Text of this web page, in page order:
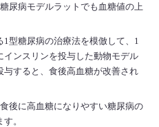
尿病モデルラットでも血糖値の上
型糖尿病の治療法を模倣して、1
ンスリンを投与した動物モデル
与すると、食後高血糖が改善され
後に高血糖になりやすい糖尿病の
。